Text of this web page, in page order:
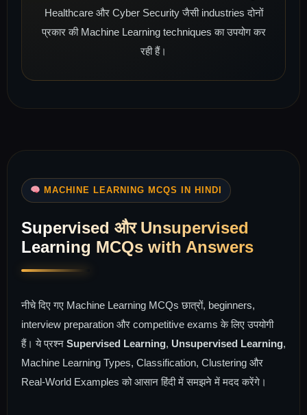
Healthcare और Cyber Security जैसी industries दोनों
प्रकार की Machine Learning techniques का उपयोग कर
रही हैं।
MACHINE LEARNING MCQS IN HINDI
Supervised और Unsupervised
Learning MCQs with Answers
नीचे दिए गए Machine Learning MCQs छात्रों, beginners,
interview preparation और competitive exams के लिए उपयोगी
हैं। ये प्रश्न Supervised Learning, Unsupervised Learning,
Machine Learning Types, Classification, Clustering और
Real-World Examples को आसान हिंदी में समझने में मदद करेंगे।